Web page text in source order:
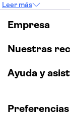
Montserrat
La Sagrada Familia
Alhambra
La
Leer más
Empresa
Nuestras
Ayuda y
Preferencias